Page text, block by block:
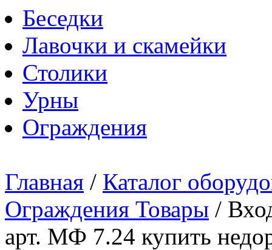
Беседки
Лавочки и скамейки
Столики
Урны
Ограждения
Главная / Каталог
Ограждения Товары /
арт. МФ 7.24 купить